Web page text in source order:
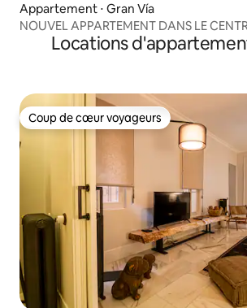
Appartement ⋅ Gran Vía
NOUVEL APPARTEMENT DANS LE
Locations
Coup de cœur voyageurs
Coup de cœur voyageurs